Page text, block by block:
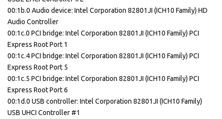
00:1b.0 Audio device: Intel Corporation 82801JI (ICH10 Family) HD
Audio Controller
00:1c.0 PCI bridge: Intel Corporation 82801JI (ICH10 Family) PCI
Express Root Port 1
00:1c.4 PCI bridge: Intel Corporation 82801JI (ICH10 Family) PCI
Express Root Port 5
00:1c.5 PCI bridge: Intel Corporation 82801JI (ICH10 Family) PCI
Express Root Port 6
00:1d.0 USB controller: Intel Corporation 82801JI (ICH10 Family)
USB UHCI Controller #1